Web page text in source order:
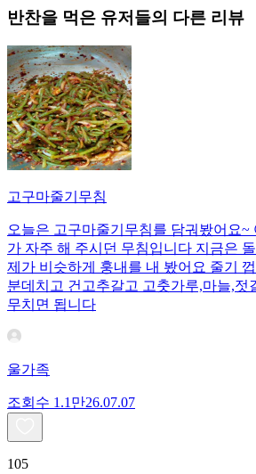
반찬을 먹은 유저들의 다른 리뷰
고구마줄기무침
오늘은 고구마줄기무침를 담궈봤어요~
가 자주 해 주시던 무침입니다 지금은
제가 비슷하게 훙내를 내 봤어요 줄기
분데치고 건고추갈고 고춧가루,마늘,젓
무치면 됩니다
울가족
조회수 1.1만26.07.07
105